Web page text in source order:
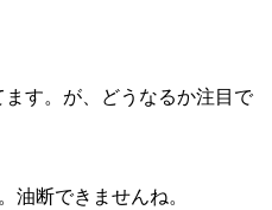
す。が、どうなるか注目で
油断できませんね。